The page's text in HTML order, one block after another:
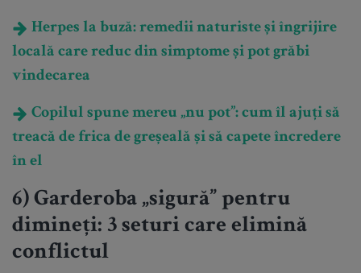
Herpes la buză: remedii naturiste și îngrijire
locală care reduc din simptome și pot grăbi
vindecarea
Copilul spune mereu „nu pot”: cum îl ajuți să
treacă de frica de greșeală și să capete încredere
în el
6) Garderoba „sigură” pentru
dimineți: 3 seturi care elimină
conflictul